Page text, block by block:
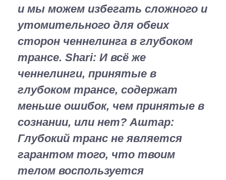
и мы можем избегать сложного и
утомительного для обеих
сторон ченнелинга в глубоком
трансе. Shari: И всё же
ченнелинги, принятые в
глубоком трансе, содержат
меньше ошибок, чем принятые в
сознании, или нет?Аштар:
Глубокий транс не является
гарантом того, что твоим
телом воспользуется